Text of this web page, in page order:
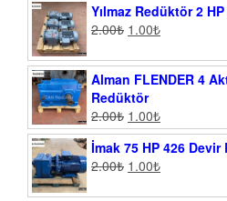
Yılmaz Redüktör 2
2.00₺ 1.00₺
Alman FLENDER 4
Redüktör
2.00₺ 1.00₺
İmak 75 HP 426
2.00₺ 1.00₺